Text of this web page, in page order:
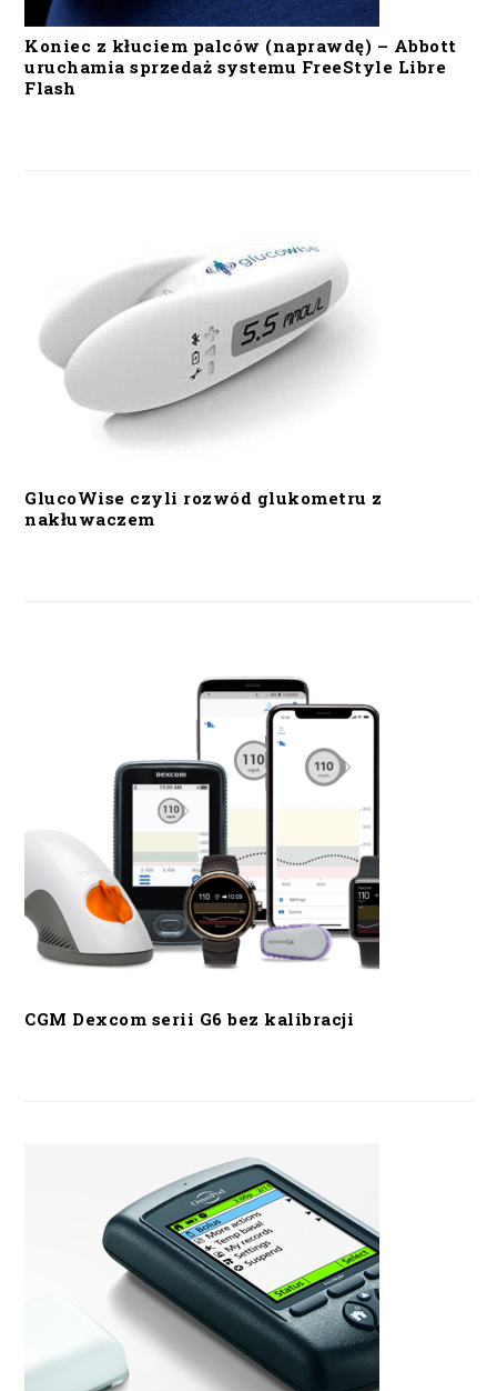
Koniec z kłuciem palców (naprawdę) – Abbott
uruchamia sprzedaż systemu FreeStyle Libre
Flash
GlucoWise czyli rozwód glukometru z
nakłuwaczem
CGM Dexcom serii G6 bez kalibracji